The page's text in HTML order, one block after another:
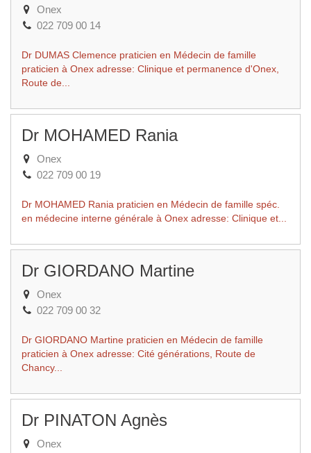
Onex
022 709 00 14
Dr DUMAS Clemence praticien en Médecin de famille
praticien à Onex adresse: Clinique et permanence d'Onex,
Route de...
Dr MOHAMED Rania
Onex
022 709 00 19
Dr MOHAMED Rania praticien en Médecin de famille spéc.
en médecine interne générale à Onex adresse: Clinique et...
Dr GIORDANO Martine
Onex
022 709 00 32
Dr GIORDANO Martine praticien en Médecin de famille
praticien à Onex adresse: Cité générations, Route de
Chancy...
Dr PINATON Agnès
Onex